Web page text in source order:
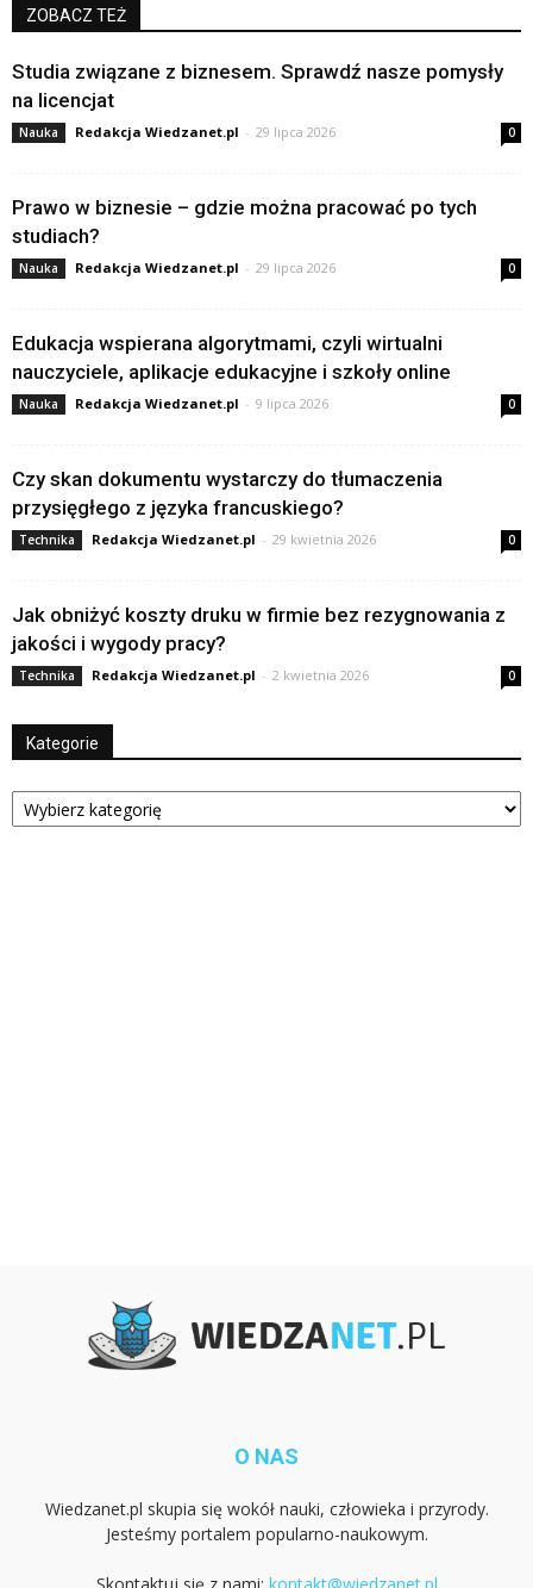
ZOBACZ TEŻ
Studia związane z biznesem. Sprawdź nasze pomysły
na licencjat
Nauka Redakcja Wiedzanet.pl - 29 lipca 2026 0
Prawo w biznesie – gdzie można pracować po tych
studiach?
Nauka Redakcja Wiedzanet.pl - 29 lipca 2026 0
Edukacja wspierana algorytmami, czyli wirtualni
nauczyciele, aplikacje edukacyjne i szkoły online
Nauka Redakcja Wiedzanet.pl - 9 lipca 2026 0
Czy skan dokumentu wystarczy do tłumaczenia
przysięgłego z języka francuskiego?
Technika Redakcja Wiedzanet.pl - 29 kwietnia 2026 0
Jak obniżyć koszty druku w firmie bez rezygnowania z
jakości i wygody pracy?
Technika Redakcja Wiedzanet.pl - 2 kwietnia 2026 0
Kategorie
Kategorie
O NAS
Wiedzanet.pl skupia się wokół nauki, człowieka i przyrody.
Jesteśmy portalem popularno-naukowym.